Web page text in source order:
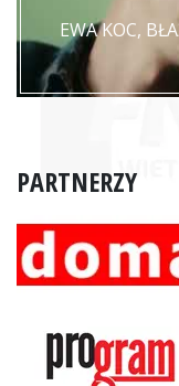
EWA KOC,
PARTNERZY